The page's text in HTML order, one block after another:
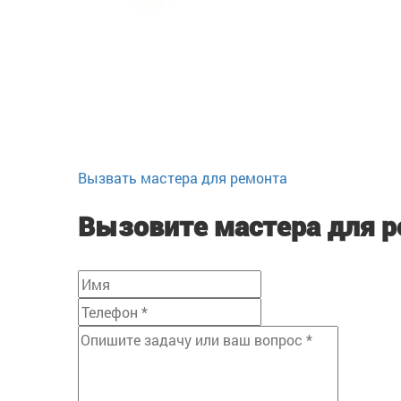
Вызвать мастера для ремонта
Вызовите мастера для